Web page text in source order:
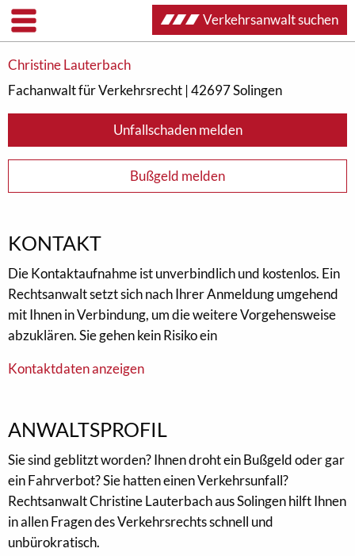
Christine Lauterbach
Fachanwalt für Verkehrsrecht | 42697 Solingen
Unfallschaden melden
Bußgeld melden
KONTAKT
Die Kontaktaufnahme ist unverbindlich und kostenlos. Ein
Rechtsanwalt setzt sich nach Ihrer Anmeldung umgehend
mit Ihnen in Verbindung, um die weitere Vorgehensweise
abzuklären. Sie gehen kein Risiko ein
Kontaktdaten anzeigen
ANWALTSPROFIL
Sie sind geblitzt worden? Ihnen droht ein Bußgeld oder gar
ein Fahrverbot? Sie hatten einen Verkehrsunfall?
Rechtsanwalt Christine Lauterbach aus Solingen hilft Ihnen
in allen Fragen des Verkehrsrechts schnell und
unbürokratisch.
Verkehrsanwalt suchen
Unfallschaden melden